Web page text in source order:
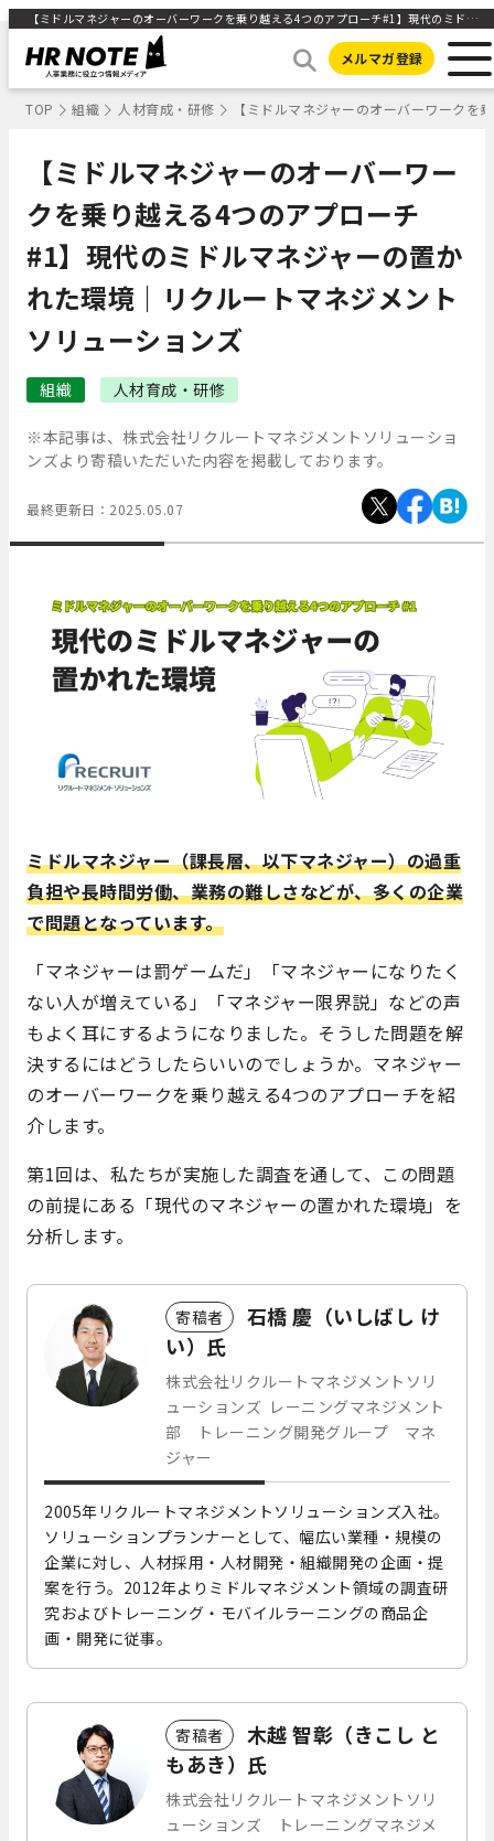
【ミドルマネジャーのオーバーワークを乗り越える4つのアプローチ#1】現代のミドルマネジャーの置かれた環境｜リクルートマネジメントソリューションズ ｜HR NOTE
メルマガ登録
TOP 組織 人材育成・研修 【ミドルマネジャーのオーバーワーク
【ミドルマネジャーのオーバーワー
クを乗り越える4つのアプローチ
#1】現代のミドルマネジャーの置か
れた環境｜リクルートマネジメント
ソリューションズ
組織 人材育成・研修
※本記事は、株式会社リクルートマネジメントソリューショ
ンズより寄稿いただいた内容を掲載しております。
最終更新日： 2025.05.07
ミドルマネジャー（課長層、以下マネジャー）の過重
負担や長時間労働、業務の難しさなどが、多くの企業
で問題となっています。
「マネジャーは罰ゲームだ」「マネジャーになりたく
ない人が増えている」「マネジャー限界説」などの声
もよく耳にするようになりました。そうした問題を解
決するにはどうしたらいいのでしょうか。マネジャー
のオーバーワークを乗り越える4つのアプローチを紹
介します。
第1回は、私たちが実施した調査を通して、この問題
の前提にある「現代のマネジャーの置かれた環境」を
分析します。
寄稿者
石橋 慶（いしばし け
い）氏
株式会社リクルートマネジメントソリ
ューションズ レーニングマネジメント
部 トレーニング開発グループ マネ
ジャー
2005年リクルートマネジメントソリューションズ入社。
ソリューションプランナーとして、幅広い業種・規模の
企業に対し、人材採用・人材開発・組織開発の企画・提
案を行う。2012年よりミドルマネジメント領域の調査研
究およびトレーニング・モバイルラーニングの商品企
画・開発に従事。
寄稿者
木越 智彰（きこし と
もあき）氏
株式会社リクルートマネジメントソリ
ューションズ トレーニングマネジメ